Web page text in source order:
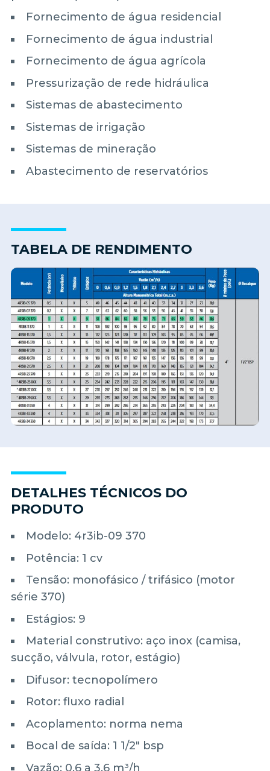
Fornecimento de água residencial
Fornecimento de água industrial
Fornecimento de água agrícola
Pressurização de rede hidráulica
Sistemas de abastecimento
Sistemas de irrigação
Sistemas de mineração
Abastecimento de reservatórios
TABELA DE RENDIMENTO
DETALHES TÉCNICOS DO
PRODUTO
Modelo: 4r3ib-09 370
Potência: 1 cv
Tensão: monofásico / trifásico (motor
série 370)
Estágios: 9
Material construtivo: aço inox (camisa,
sucção, válvula, rotor, estágio)
Difusor: tecnopolímero
Rotor: fluxo radial
Acoplamento: norma nema
Bocal de saída: 1 1/2" bsp
Vazão: 0,6 a 3,6 m³/h